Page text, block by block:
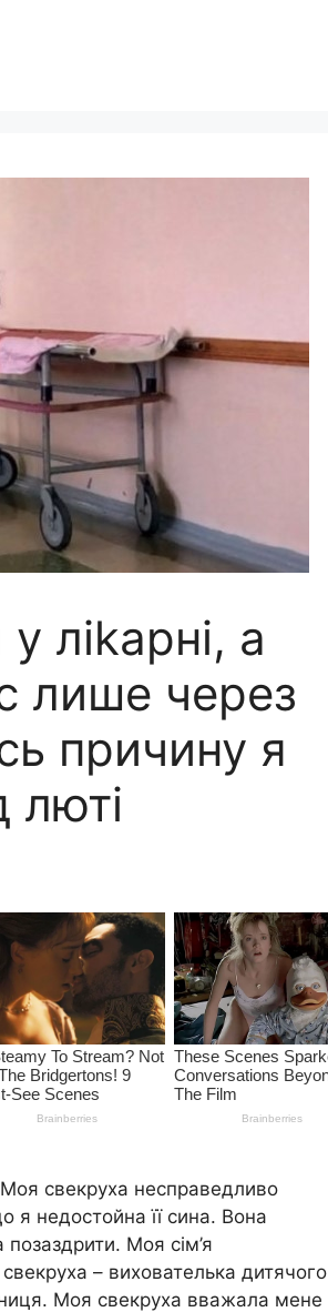
ліkарні, а
лише через
причину я
люті
свекруха несправедливо
недостойна її сина. Вона
позаздрити. Моя сім’я
– вихователька дитячого
Моя свекруха вважала мене